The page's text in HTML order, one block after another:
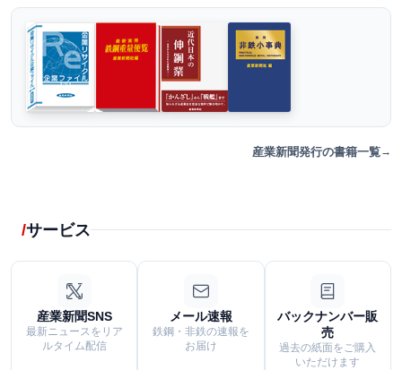
産業新聞発行の書籍一覧
サービス
産業新聞SNS
最新ニュースをリア
ルタイム配信
メール速報
鉄鋼・非鉄の速報を
お届け
バックナンバー販
売
過去の紙面をご購入
いただけます